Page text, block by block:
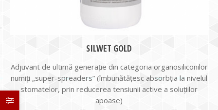
SILWET GOLD
Adjuvant de ultimă generație din categoria organosiliconilor
numiți „super-spreaders” (îmbunătățesc absorbția la nivelul
stomatelor, prin reducerea tensiunii active a soluțiilor
apoase)